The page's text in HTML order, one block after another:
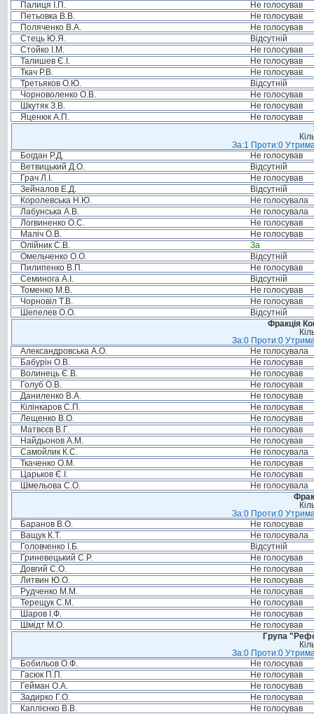
Палиця І.П.
Не голосував
Петьовка В.В.
Не голосував
Поляченко В.А.
Не голосував
Стець Ю.Я.
Відсутній
Стойко І.М.
Не голосував
Талишев Є.І.
Не голосував
Ткач Р.В.
Не голосував
Третьяков О.Ю.
Відсутній
Чорноволенко О.В.
Не голосував
Шкутяк З.В.
Не голосував
Яценюк А.П.
Не голосував
За:1 Проти:0
Богдан Р.Д.
Не голосував
Ветвицький Д.О.
Відсутній
Грач Л.І.
Не голосував
Зейналов Е.Д.
Відсутній
Королевська Н.Ю.
Не голосувала
Лабунська А.В.
Не голосувала
Логвиненко О.С.
Не голосував
Маліч О.В.
Не голосував
Олійник С.В.
За
Омельченко О.О.
Відсутній
Пилипенко В.П.
Не голосував
Семинога А.І.
Відсутній
Томенко М.В.
Не голосував
Чорновіл Т.В.
Не голосував
Шепелев О.О.
Відсутній
Фракція
За:0 Проти:0
Александровська А.О.
Не голосувала
Бабурін О.В.
Не голосував
Волинець Є.В.
Не голосував
Голуб О.В.
Не голосував
Даниленко В.А.
Не голосував
Кілінкаров С.П.
Не голосував
Лещенко В.О.
Не голосував
Матвєєв В.Г.
Не голосував
Найдьонов А.М.
Не голосував
Самойлик К.С.
Не голосувала
Ткаченко О.М.
Не голосував
Царьков Є.І.
Не голосував
Шмельова С.О.
Не голосувала
За:0 Проти:0
Баранов В.О.
Не голосував
Ващук К.Т.
Не голосувала
Головченко І.Б.
Відсутній
Гриневецький С.Р.
Не голосував
Довгий С.О.
Не голосував
Литвин Ю.О.
Не голосував
Рудченко М.М.
Не голосував
Терещук С.М.
Не голосував
Шаров І.Ф.
Не голосував
Шмідт М.О.
Не голосував
Група
За:0 Проти:0
Бобильов О.Ф.
Не голосував
Гасюк П.П.
Не голосував
Гейман О.А.
Не голосував
Задирко Г.О.
Не голосував
Каплієнко В.В.
Не голосував